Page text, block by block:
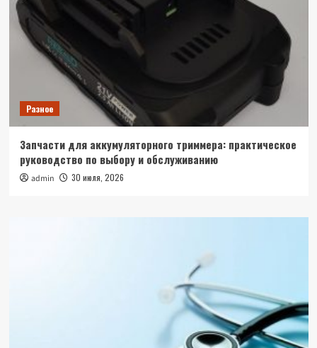
Разное
Запчасти для аккумуляторного триммера: практическое
руководство по выбору и обслуживанию
admin 30 июля, 2026